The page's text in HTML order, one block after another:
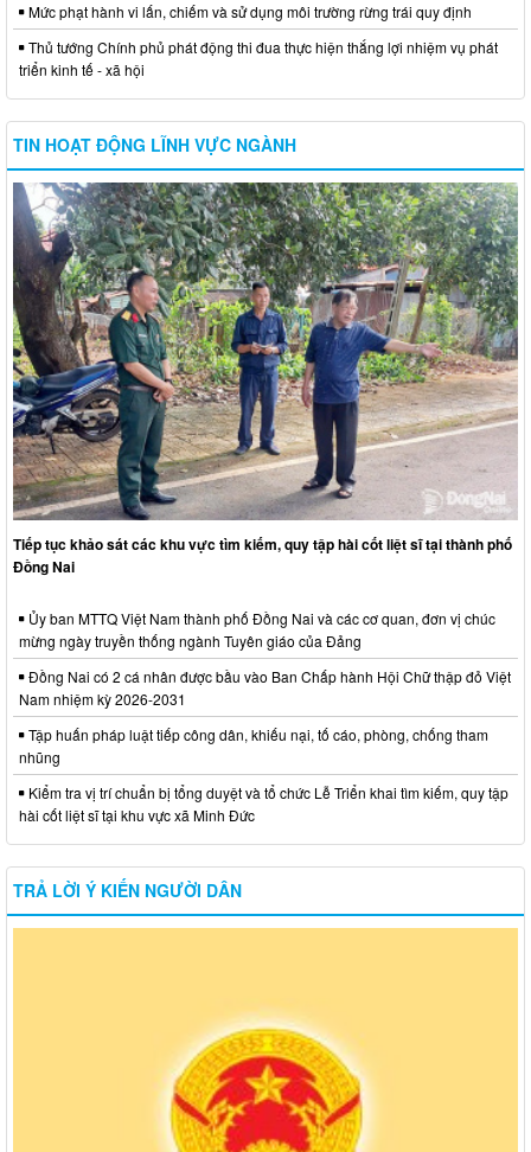
Mức phạt hành vi lấn, chiếm và sử dụng môi trường rừng trái quy định
Thủ tướng Chính phủ phát động thi đua thực hiện thắng lợi nhiệm vụ phát
triển kinh tế - xã hội
TIN HOẠT ĐỘNG LĨNH VỰC NGÀNH
Tiếp tục khảo sát các khu vực tìm kiếm, quy tập hài cốt liệt sĩ tại thành phố
Đồng Nai
Ủy ban MTTQ Việt Nam thành phố Đồng Nai và các cơ quan, đơn vị chúc
mừng ngày truyền thống ngành Tuyên giáo của Đảng
Đồng Nai có 2 cá nhân được bầu vào Ban Chấp hành Hội Chữ thập đỏ Việt
Nam nhiệm kỳ 2026-2031
Tập huấn pháp luật tiếp công dân, khiếu nại, tố cáo, phòng, chống tham
nhũng
Kiểm tra vị trí chuẩn bị tổng duyệt và tổ chức Lễ Triển khai tìm kiếm, quy tập
hài cốt liệt sĩ tại khu vực xã Minh Đức
TRẢ LỜI Ý KIẾN NGƯỜI DÂN